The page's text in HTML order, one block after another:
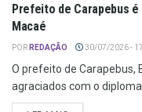
Prefeito de Carapebus
Macaé
POR REDAÇÃO 30/07/2026 -
O prefeito de Carapebus,
agraciados com o